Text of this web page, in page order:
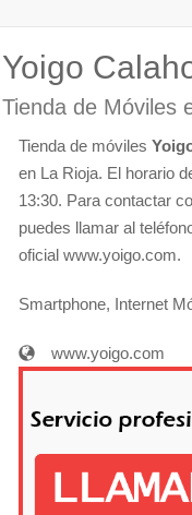
Yoigo
Tienda de Móviles
Tienda de móviles
en La Rioja. El horario
13:30. Para contactar
puedes llamar al
oficial www.yoigo.com.
Smartphone, Internet
www.yoigo.com